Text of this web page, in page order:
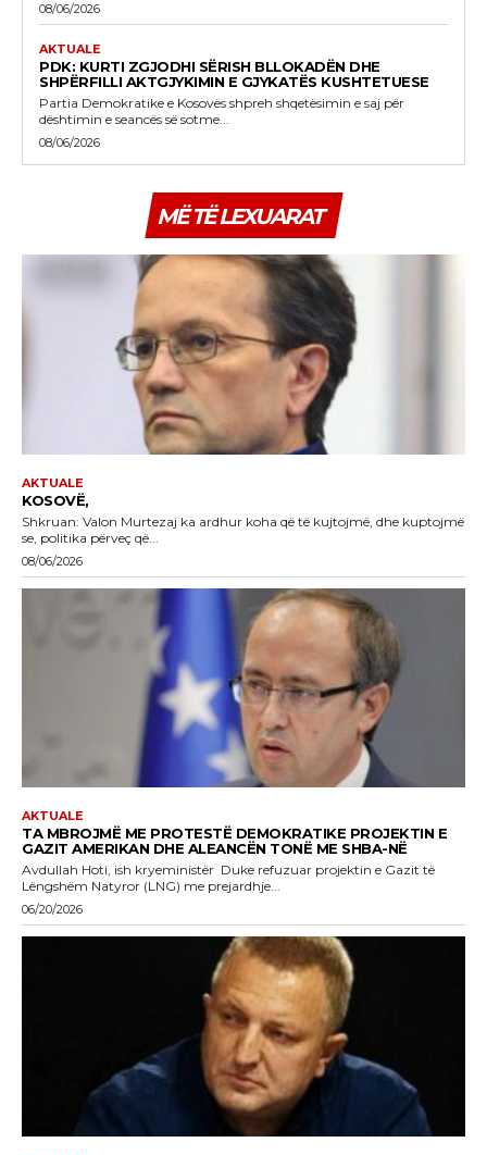
08/06/2026
AKTUALE
PDK: KURTI ZGJODHI SËRISH BLLOKADËN DHE
SHPËRFILLI AKTGJYKIMIN E GJYKATËS KUSHTETUESE
Partia Demokratike e Kosovës shpreh shqetësimin e saj për
dështimin e seancës së sotme...
08/06/2026
MË TË LEXUARAT
AKTUALE
KOSOVË,
Shkruan: Valon Murtezaj ka ardhur koha që të kujtojmë, dhe kuptojmë
se, politika përveç që...
08/06/2026
AKTUALE
TA MBROJMË ME PROTESTË DEMOKRATIKE PROJEKTIN E
GAZIT AMERIKAN DHE ALEANCËN TONË ME SHBA-NË
Avdullah Hoti, ish kryeministër Duke refuzuar projektin e Gazit të
Lëngshëm Natyror (LNG) me prejardhje...
06/20/2026